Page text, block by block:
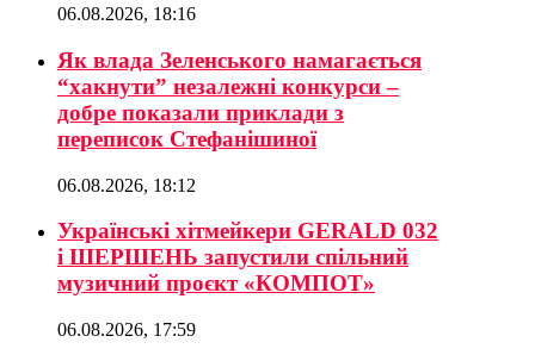
06.08.2026, 18:16
Як влада Зеленського намагається
“хакнути” незалежні конкурси –
добре показали приклади з
переписок Стефанішиної
06.08.2026, 18:12
Українські хітмейкери GERALD 032
і ШЕРШЕНЬ запустили спільний
музичний проєкт «КОМПОТ»
06.08.2026, 17:59